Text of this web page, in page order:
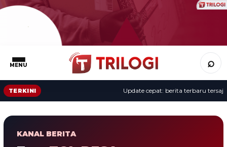
MENU ⌕
TERKINI Update cepat: berita terbaru tersaji
KANAL BERITA